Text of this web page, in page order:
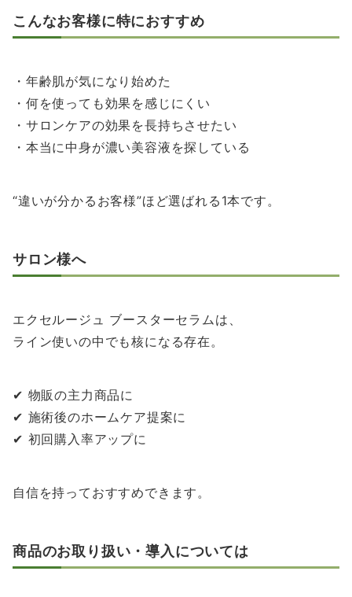
こんなお客様に特におすすめ
・年齢肌が気になり始めた
・何を使っても効果を感じにくい
・サロンケアの効果を長持ちさせたい
・本当に中身が濃い美容液を探している
“違いが分かるお客様”ほど選ばれる1本です。
サロン様へ
エクセルージュ ブースターセラムは、
ライン使いの中でも核になる存在。
✔ 物販の主力商品に
✔ 施術後のホームケア提案に
✔ 初回購入率アップに
自信を持っておすすめできます。
商品のお取り扱い・導入については